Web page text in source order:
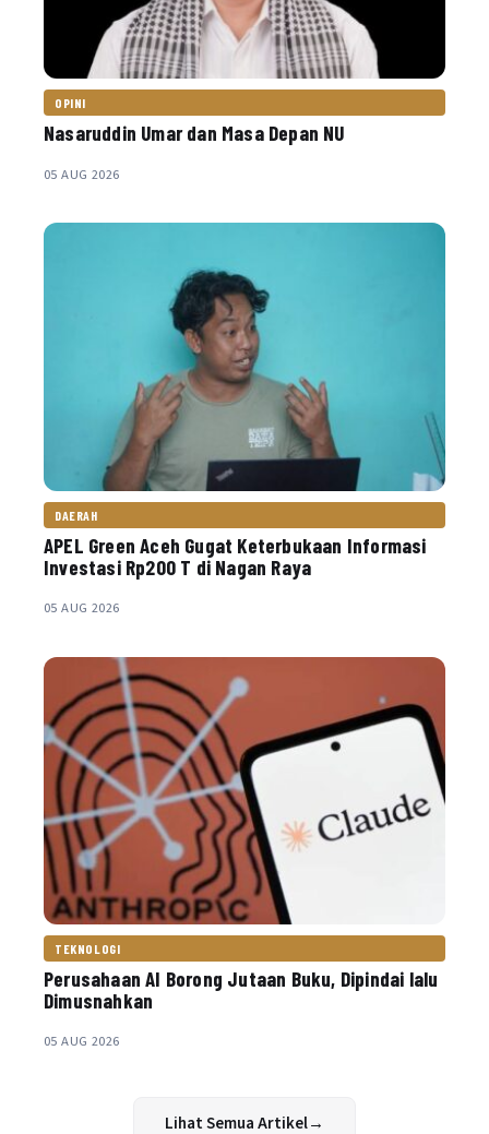
OPINI
Nasaruddin Umar dan Masa Depan NU
05 AUG 2026
DAERAH
APEL Green Aceh Gugat Keterbukaan Informasi
Investasi Rp200 T di Nagan Raya
05 AUG 2026
TEKNOLOGI
Perusahaan AI Borong Jutaan Buku, Dipindai lalu
Dimusnahkan
05 AUG 2026
Lihat Semua Artikel→